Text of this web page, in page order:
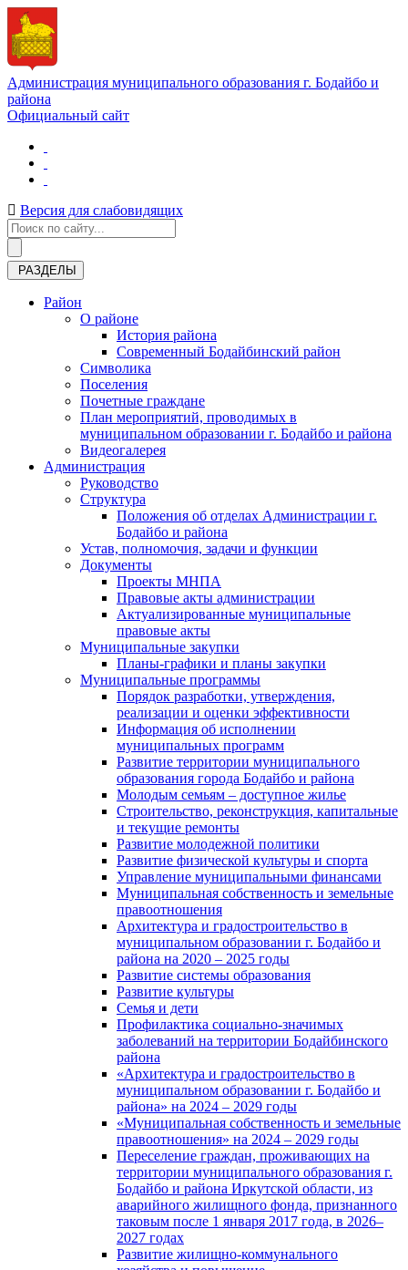
Администрация муниципального образования г. Бодайбо и
района
Официальный сайт
Версия для слабовидящих
РАЗДЕЛЫ
Район
О районе
История района
Современный Бодайбинский район
Символика
Поселения
Почетные граждане
План мероприятий, проводимых в
муниципальном образовании г. Бодайбо и района
Видеогалерея
Администрация
Руководство
Структура
Положения об отделах Администрации г.
Бодайбо и района
Устав, полномочия, задачи и функции
Документы
Проекты МНПА
Правовые акты администрации
Актуализированные муниципальные
правовые акты
Муниципальные закупки
Планы-графики и планы закупки
Муниципальные программы
Порядок разработки, утверждения,
реализации и оценки эффективности
Информация об исполнении
муниципальных программ
Развитие территории муниципального
образования города Бодайбо и района
Молодым семьям – доступное жилье
Строительство, реконструкция, капитальные
и текущие ремонты
Развитие молодежной политики
Развитие физической культуры и спорта
Управление муниципальными финансами
Муниципальная собственность и земельные
правоотношения
Архитектура и градостроительство в
муниципальном образовании г. Бодайбо и
района на 2020 – 2025 годы
Развитие системы образования
Развитие культуры
Семья и дети
Профилактика социально-значимых
заболеваний на территории Бодайбинского
района
«Архитектура и градостроительство в
муниципальном образовании г. Бодайбо и
района» на 2024 – 2029 годы
«Муниципальная собственность и земельные
правоотношения» на 2024 – 2029 годы
Переселение граждан, проживающих на
территории муниципального образования г.
Бодайбо и района Иркутской области, из
аварийного жилищного фонда, признанного
таковым после 1 января 2017 года, в 2026–
2027 годах
Развитие жилищно-коммунального